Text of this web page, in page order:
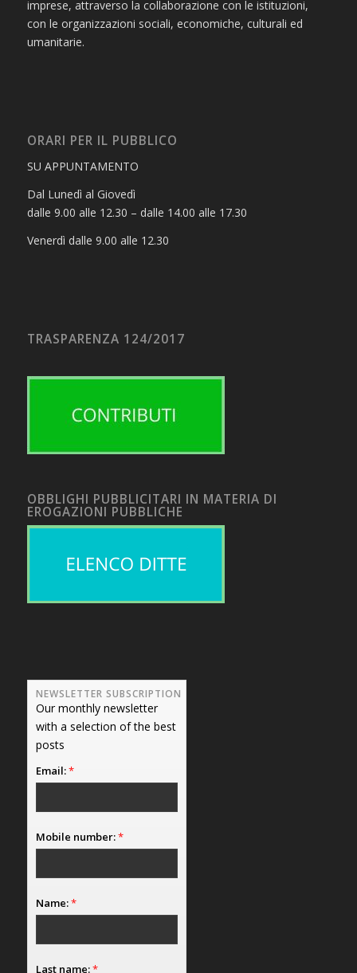
imprese, attraverso la collaborazione con le istituzioni,
con le organizzazioni sociali, economiche, culturali ed
umanitarie.
ORARI PER IL PUBBLICO
SU APPUNTAMENTO
Dal Lunedì al Giovedì
dalle 9.00 alle 12.30 – dalle 14.00 alle 17.30
Venerdì dalle 9.00 alle 12.30
TRASPARENZA 124/2017
OBBLIGHI PUBBLICITARI IN MATERIA DI
EROGAZIONI PUBBLICHE
NEWSLETTER SUBSCRIPTION
Our monthly newsletter
with a selection of the best
posts
Email:*
Mobile number:*
Name:*
Last name:*